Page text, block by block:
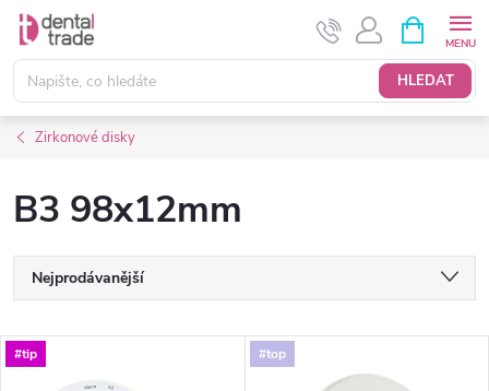
Přejít
obsah
HLEDAT
NÁKUPNÍ
KOŠÍK
Zirkonové disky
B3 98x12mm
Ř
a
Nejprodávanější
Nejdražší
V
#tip #top